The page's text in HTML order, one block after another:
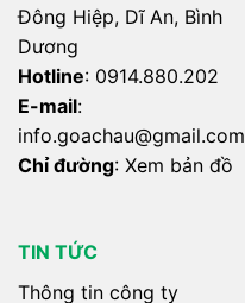
Đông Hiệp, Dĩ An, Bình
Dương
Hotline: 0914.880.202
E-mail:
info.goachau@gmail.com
Chỉ đường: Xem bản đồ
TIN TỨC
Thông tin công ty